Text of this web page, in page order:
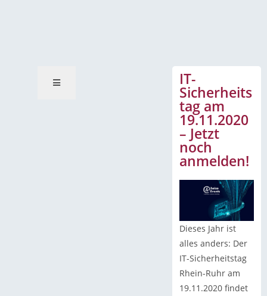
IT-
Sicherheits
tag am
19.11.2020
– Jetzt
noch
anmelden!
Dieses Jahr ist
alles anders: Der
IT-Sicherheitstag
Rhein-Ruhr am
19.11.2020 findet